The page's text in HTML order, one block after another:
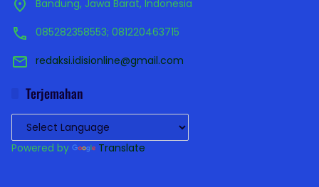
Bandung, Jawa Barat, Indonesia
085282358553; 081220463715
redaksi.idisionline@gmail.com
Terjemahan
Powered by Translate